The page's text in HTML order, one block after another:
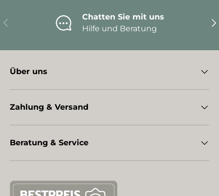
Vorherige
Chatten Sie mit uns
Hilfe und Beratung
Über uns
Zahlung & Versand
Beratung & Service